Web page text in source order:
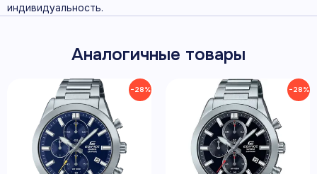
индивидуальность.
Аналогичные товары
−28% −28%